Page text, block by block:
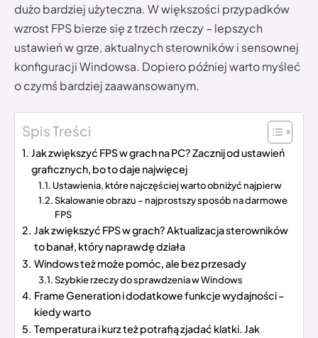
dużo bardziej użyteczna. W większości przypadków
wzrost FPS bierze się z trzech rzeczy – lepszych
ustawień w grze, aktualnych sterowników i sensownej
konfiguracji Windowsa. Dopiero później warto myśleć
o czymś bardziej zaawansowanym.
Spis Treści
Jak zwiększyć FPS w grach na PC? Zacznij od ustawień
graficznych, bo to daje najwięcej
Ustawienia, które najczęściej warto obniżyć najpierw
Skalowanie obrazu – najprostszy sposób na darmowe
FPS
Jak zwiększyć FPS w grach? Aktualizacja sterowników
to banał, który naprawdę działa
Windows też może pomóc, ale bez przesady
Szybkie rzeczy do sprawdzenia w Windows
Frame Generation i dodatkowe funkcje wydajności –
kiedy warto
Temperatura i kurz też potrafią zjadać klatki. Jak